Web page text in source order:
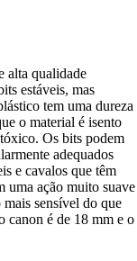
alta qualidade
estáveis, mas
tem uma dureza
o material é isento
Os bits podem
adequados
e cavalos que têm
uma ação muito suave
sensível do que
canon é de 18 mm e o